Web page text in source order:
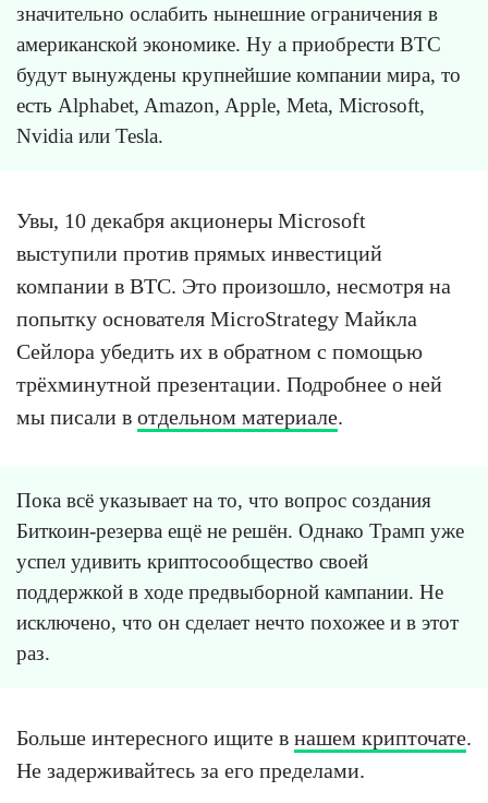
значительно ослабить нынешние ограничения в
американской экономике. Ну а приобрести BTC
будут вынуждены крупнейшие компании мира, то
есть Alphabet, Amazon, Apple, Meta, Microsoft,
Nvidia или Tesla.
Увы, 10 декабря акционеры Microsoft
выступили против прямых инвестиций
компании в BTC. Это произошло, несмотря на
попытку основателя MicroStrategy Майкла
Сейлора убедить их в обратном с помощью
трёхминутной презентации. Подробнее о ней
мы писали в отдельном материале.
Пока всё указывает на то, что вопрос создания
Биткоин-резерва ещё не решён. Однако Трамп уже
успел удивить криптосообщество своей
поддержкой в ходе предвыборной кампании. Не
исключено, что он сделает нечто похожее и в этот
раз.
Больше интересного ищите в нашем крипточате.
Не задерживайтесь за его пределами.